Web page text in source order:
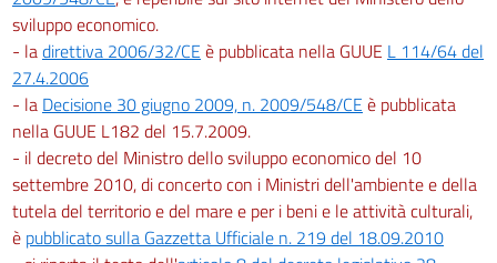
sviluppo economico.
- ladirettiva 2006/32/CE è pubblicata nella GUUE L 114/64 del
27.4.2006
- la Decisione 30 giugno 2009, n. 2009/548/CE è pubblicata
nella GUUE L182 del 15.7.2009.
- il decreto del Ministro dello sviluppo economico del 10
settembre 2010, di concerto con i Ministri dell'ambiente e della
tutela del territorio e del mare e per i beni e le attività culturali,
è pubblicato sulla Gazzetta Ufficiale n. 219 del 18.09.2010